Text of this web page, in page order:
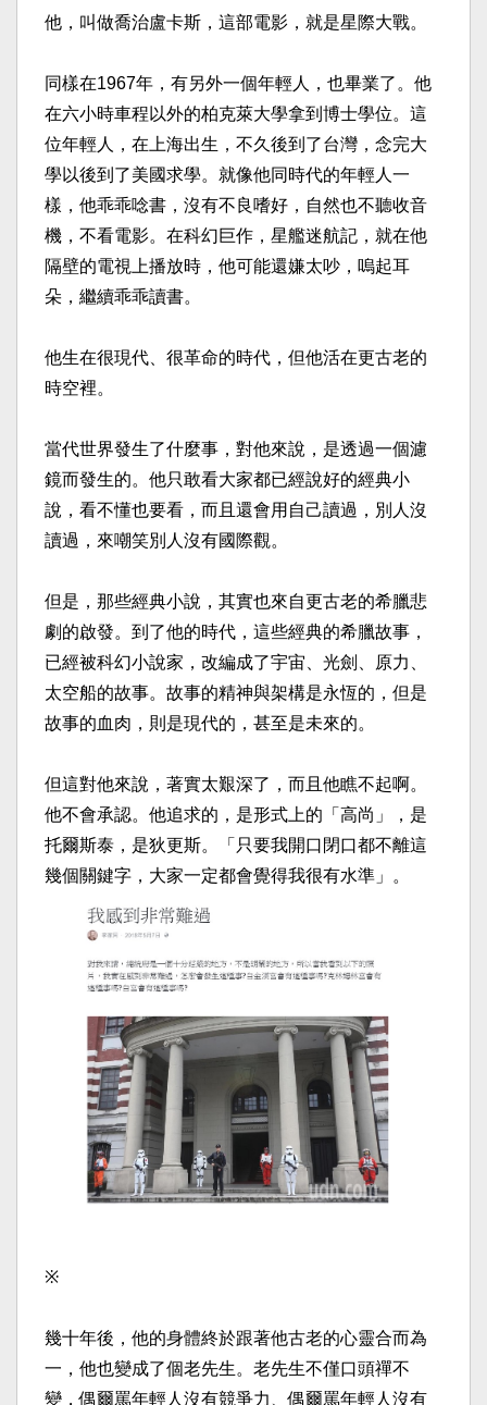
他，叫做喬治盧卡斯，這部電影，就是星際大戰。
同樣在1967年，有另外一個年輕人，也畢業了。他
在六小時車程以外的柏克萊大學拿到博士學位。這
位年輕人，在 上海出生，不久後到了台灣，念完大
學以後到了美國求學。 就像他同時代的年輕人一
樣，他乖乖唸書，沒有不良嗜好， 自然也不聽收音
機，不看電影。在科幻巨作，星艦迷航記， 就在他
隔壁的電視上播放時，他可能還嫌太吵，嗚起耳
朵， 繼續乖乖讀書。
他生在很現代、很革命的時代，但他活在更古老的
時空裡。
當代世界發生了什麼事，對他來說，是透過一個濾
鏡而發生的。他只敢看大家都已經說好的經典小
說，看不懂也要看， 而且還會用自己讀過，別人沒
讀過，來嘲笑別人沒有國際觀。
但是，那些經典小說，其實也來自更古老的希臘悲
劇的啟發。到了他的時代，這些經典的希臘故事，
已經被科幻小說家 ，改編成了宇宙、光劍、原力、
太空船的故事。故事的精神與架構是永恆的，但是
故事的血肉，則是現代的，甚至是未來的。
但這對他來說，著實太艱深了，而且他瞧不起啊。
他不會承認。他追求的，是形式上的「高尚」，是
托爾斯泰，是狄更斯。「只要我開口閉口都不離這
幾個關鍵字，大家一定都會覺得我很有水準」。
※
幾十年後，他的身體終於跟著他古老的心靈合而為
一，他也變成了個老先生。老先生不僅口頭禪不
變，偶爾罵年輕人沒有競爭力、偶爾罵年輕人沒有